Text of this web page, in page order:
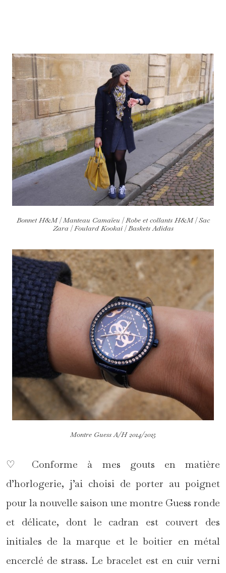
Bonnet H&M | Manteau Camaïeu | Robe et collants H&M | Sac
Zara | Foulard Kookai | Baskets Adidas
Montre Guess A/H 2014/2015
♡ Conforme à mes gouts en matière
d’horlogerie, j’ai choisi de porter au poignet
pour la nouvelle saison une montre Guess ronde
et délicate, dont le cadran est couvert des
initiales de la marque et le boitier en métal
encerclé de strass. Le bracelet est en cuir verni